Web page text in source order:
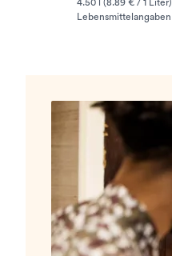
4.50 l (8.89 € / 1 Liter)
Lebensmittelangaben